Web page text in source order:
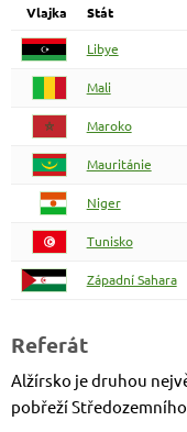
Vlajka Stát
Libye
Mali
Maroko
Mauritánie
Niger
Tunisko
Západní Sahara
Referát
Alžírsko je druhou
pobřeží